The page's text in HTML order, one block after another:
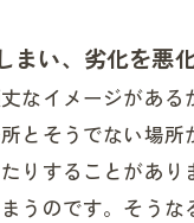
まい、劣化を悪
なイメージがあ
とそうでない場
りすることがあ
うのです。そう